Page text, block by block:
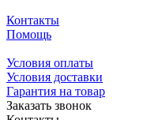
Контакты
Помощь
Условия оплаты
Условия доставки
Гарантия на товар
Заказать звонок